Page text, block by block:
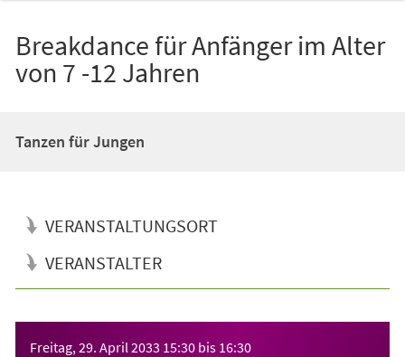
Breakdance für Anfänger im Alter
von 7 -12 Jahren
Tanzen für Jungen
VERANSTALTUNGSORT
VERANSTALTER
Freitag, 29. April 2033 15:30 bis 16:30